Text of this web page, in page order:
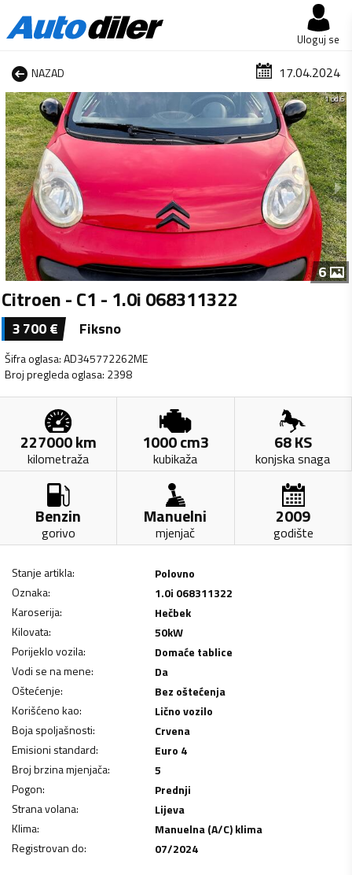
Uloguj se
NAZAD 17.04.2024
1 od 6
6
Citroen - C1 - 1.0i 068311322
3 700€ Fiksno
Šifra oglasa:AD345772262ME
Broj pregleda oglasa: 2398
227000km
kilometraža
1000cm3
kubikaža
68KS
konjska snaga
Benzin
gorivo
Manuelni
mjenjač
2009
godište
Stanje artikla:
Polovno
Oznaka:
1.0i 068311322
Karoserija:
Hečbek
Kilovata: 50kW
Porijeklo vozila:
Domaće tablice
Vodi se na mene:
Da
Oštećenje:
Bez oštećenja
Korišćeno kao:
Lično vozilo
Boja spoljašnosti:
Crvena
Emisioni standard:
Euro 4
Broj brzina mjenjača:
5
Pogon:
Prednji
Strana volana:
Lijeva
Klima:
Manuelna (A/C) klima
Registrovan do: 07/2024